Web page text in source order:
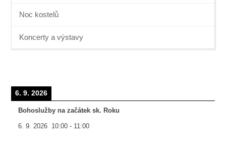
Noc kostelů
Koncerty a výstavy
6. 9. 2026
Bohoslužby na začátek sk. Roku
6. 9. 2026 10:00 - 11:00